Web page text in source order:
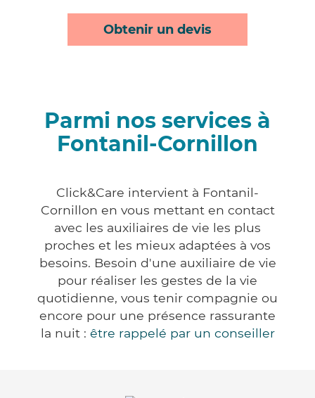
Obtenir un devis
Parmi nos services à
Fontanil-Cornillon
Click&Care intervient à Fontanil-
Cornillon en vous mettant en contact
avec les auxiliaires de vie les plus
proches et les mieux adaptées à vos
besoins. Besoin d'une auxiliaire de vie
pour réaliser les gestes de la vie
quotidienne, vous tenir compagnie ou
encore pour une présence rassurante
la nuit : être rappelé par un conseiller